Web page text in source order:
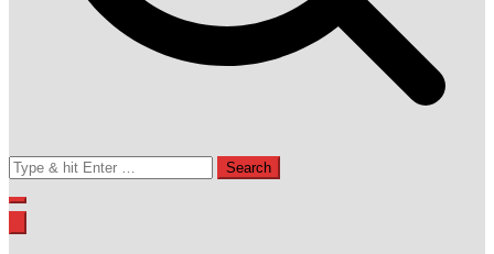
Search
for: